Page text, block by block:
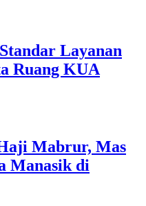
Layanan
Ruang KUA
Mabrur, Mas
Manasik di